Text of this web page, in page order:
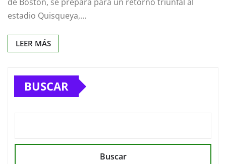
de Boston, se prepara para un retorno triunfal al
estadio Quisqueya,…
LEER MÁS
BUSCAR
Buscar